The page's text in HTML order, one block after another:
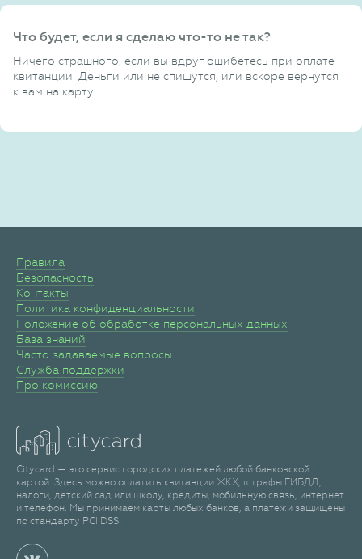
Что будет, если я сделаю что-то не так?
Ничего страшного, если вы вдруг ошибетесь при оплате
квитанции. Деньги или не спишутся, или вскоре вернутся
к вам на карту.
Правила
Безопасность
Контакты
Политика конфиденциальности
Положение об обработке персональных данных
База знаний
Часто задаваемые вопросы
Служба поддержки
Про комиссию
Citycard — это сервис городских платежей любой банковской
картой. Здесь можно оплатить квитанции ЖКХ, штрафы ГИБДД,
налоги, детский сад или школу, кредиты, мобильную связь, интернет
и телефон. Мы принимаем карты любых банков, а платежи защищены
по стандарту PCI DSS.